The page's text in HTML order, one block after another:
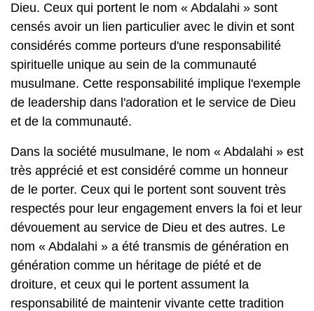
Dieu. Ceux qui portent le nom « Abdalahi » sont
censés avoir un lien particulier avec le divin et sont
considérés comme porteurs d'une responsabilité
spirituelle unique au sein de la communauté
musulmane. Cette responsabilité implique l'exemple
de leadership dans l'adoration et le service de Dieu
et de la communauté.
Dans la société musulmane, le nom « Abdalahi » est
très apprécié et est considéré comme un honneur
de le porter. Ceux qui le portent sont souvent très
respectés pour leur engagement envers la foi et leur
dévouement au service de Dieu et des autres. Le
nom « Abdalahi » a été transmis de génération en
génération comme un héritage de piété et de
droiture, et ceux qui le portent assument la
responsabilité de maintenir vivante cette tradition